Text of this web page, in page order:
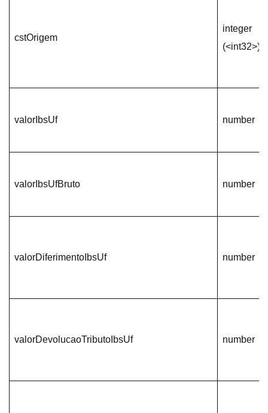
cstOrigem
integer
(<int32>)
valorIbsUf number
valorIbsUfBruto number
valorDiferimentoIbsUf number
valorDevolucaoTributoIbsUf number